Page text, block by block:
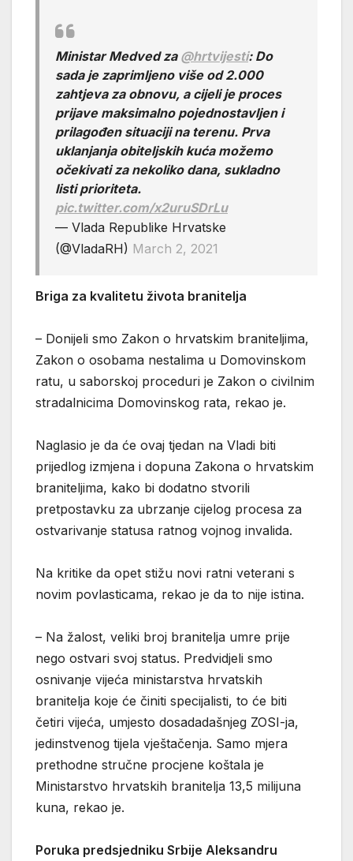
Ministar Medved za @hrtvijesti: Do
sada je zaprimljeno više od 2.000
zahtjeva za obnovu, a cijeli je proces
prijave maksimalno pojednostavljen i
prilagođen situaciji na terenu. Prva
uklanjanja obiteljskih kuća možemo
očekivati za nekoliko dana, sukladno
listi prioriteta.
pic.twitter.com/x2uruSDrLu
— Vlada Republike Hrvatske
(@VladaRH) March 2, 2021
Briga za kvalitetu života branitelja
– Donijeli smo Zakon o hrvatskim braniteljima,
Zakon o osobama nestalima u Domovinskom
ratu, u saborskoj proceduri je Zakon o civilnim
stradalnicima Domovinskog rata, rekao je.
Naglasio je da će ovaj tjedan na Vladi biti
prijedlog izmjena i dopuna Zakona o hrvatskim
braniteljima, kako bi dodatno stvorili
pretpostavku za ubrzanje cijelog procesa za
ostvarivanje statusa ratnog vojnog invalida.
Na kritike da opet stižu novi ratni veterani s
novim povlasticama, rekao je da to nije istina.
– Na žalost, veliki broj branitelja umre prije
nego ostvari svoj status. Predvidjeli smo
osnivanje vijeća ministarstva hrvatskih
branitelja koje će činiti specijalisti, to će biti
četiri vijeća, umjesto dosadadašnjeg ZOSI-ja,
jedinstvenog tijela vještačenja. Samo mjera
prethodne stručne procjene koštala je
Ministarstvo hrvatskih branitelja 13,5 milijuna
kuna, rekao je.
Poruka predsjedniku Srbije Aleksandru